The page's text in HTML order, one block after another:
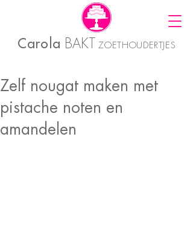
Carola BAKT ZOETHOUDERTJES
Zelf nougat maken met
pistache noten en
amandelen